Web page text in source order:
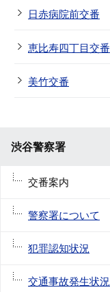
日赤病院前交番
恵比寿四丁目交番
美竹交番
渋谷警察署
交番案内
警察署について
犯罪認知状況
交通事故発生状況